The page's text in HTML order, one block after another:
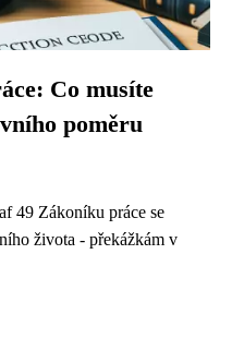
Co musíte
poměru
49 Zákoníku práce se
života - překážkám v